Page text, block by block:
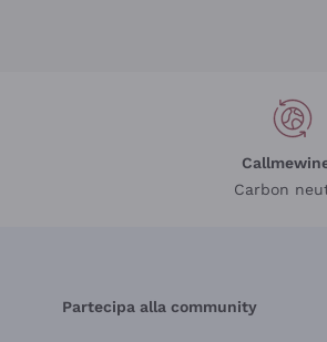
Carbon
Partecipa alla community